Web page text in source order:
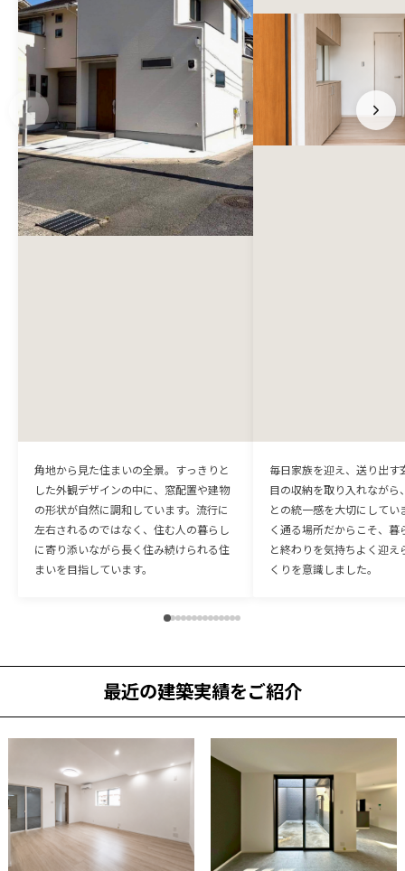
角地から見た住まいの全景。すっきりと
した外観デザインの中に、窓配置や建物
の形状が自然に調和しています。流行に
左右されるのではなく、住む人の暮らし
に寄り添いながら長く住み続けられる住
まいを目指しています。
毎日家族を迎え、送り出す
目の収納を取り入れながら
との統一感を大切にしてい
く通る場所だからこそ、暮
と終わりを気持ちよく迎え
くりを意識しました。
最近の建築実績をご紹介